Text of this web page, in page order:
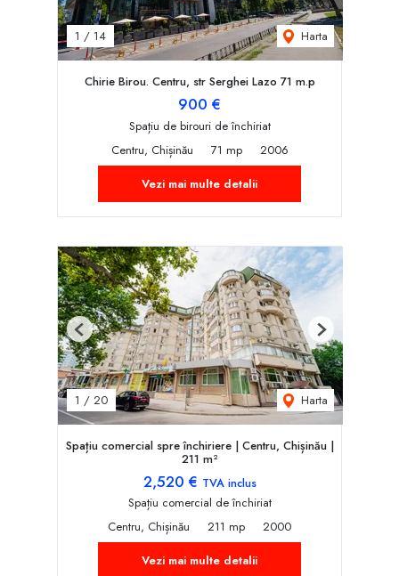
1 / 14 Harta
Chirie Birou. Centru, str Serghei Lazo 71 m.p
900 €
Spațiu de birouri de închiriat
Centru, Chișinău
71 mp
2006
Vezi mai multe detalii
1 / 20 Harta
Previous Next
Spațiu comercial spre închiriere | Centru, Chișinău |
211 m²
2,520 € TVA inclus
Spațiu comercial de închiriat
Centru, Chișinău
211 mp
2000
Vezi mai multe detalii